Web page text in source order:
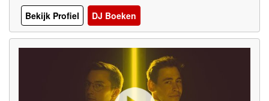
Bekijk Profiel
DJ Boeken